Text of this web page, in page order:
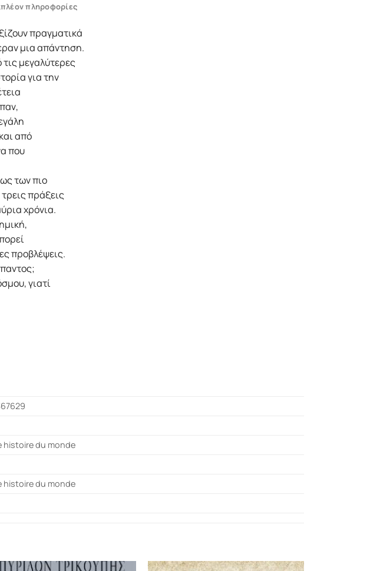
πληροφορίες
πραγματικά
μια απάντηση.
μεγαλύτερες
για την
από
που
των πιο
πράξεις
χρόνια.
προβλέψεις.
γιατί
histoire du monde
histoire du monde